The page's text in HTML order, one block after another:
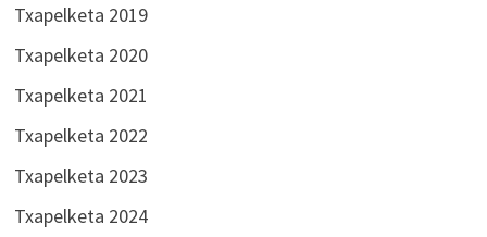
Txapelketa 2019
Txapelketa 2020
Txapelketa 2021
Txapelketa 2022
Txapelketa 2023
Txapelketa 2024